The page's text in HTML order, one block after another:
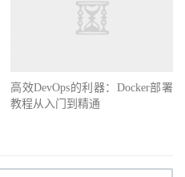
高效DevOps的利器：Docker部署
教程从入门到精通